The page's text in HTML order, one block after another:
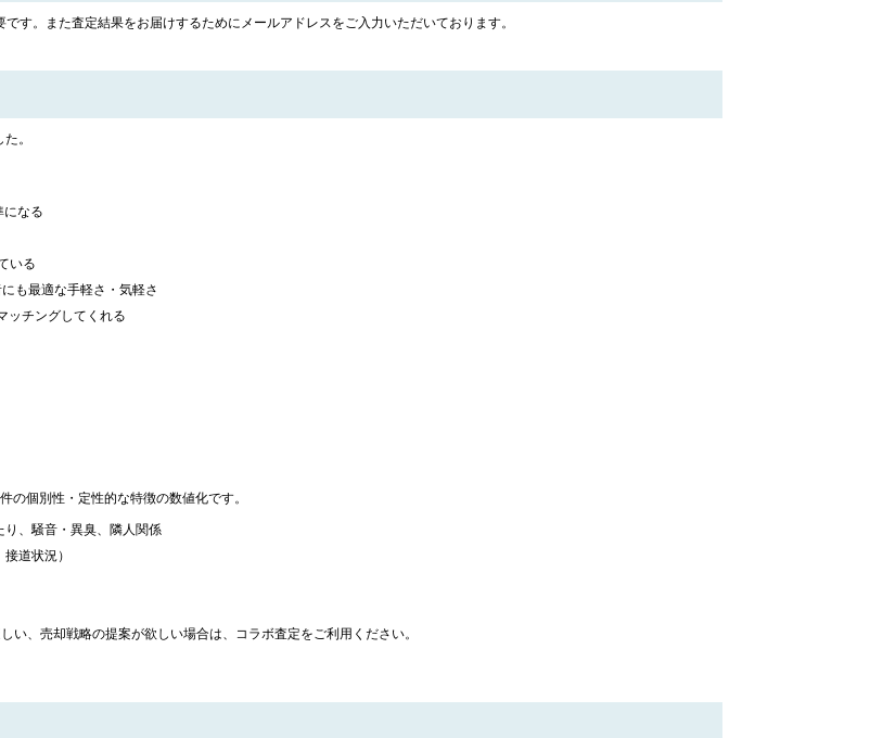
す。また査定結果をお届けするためにメールアドレスをご入力いただいております。
。
になる
いる
も最適な手軽さ・気軽さ
ッチングしてくれる
の個別性・定性的な特徴の数値化です。
、騒音・異臭、隣人関係
道状況）
、売却戦略の提案が欲しい場合は、コラボ査定をご利用ください。